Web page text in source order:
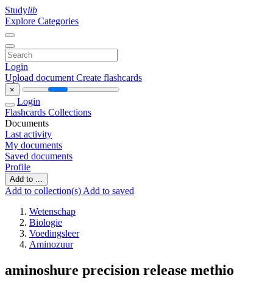
Studylib
Explore Categories
Login
Upload document Create flashcards
×
Login
Flashcards Collections
Documents
Last activity
My documents
Saved documents
Profile
Add to ...
Add to collection(s) Add to saved
Wetenschap
Biologie
Voedingsleer
Aminozuur
aminoshure precision release methio